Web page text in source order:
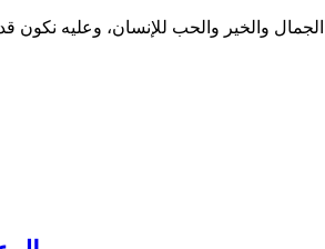
والخير والحب للإنسان، وعليه نكون